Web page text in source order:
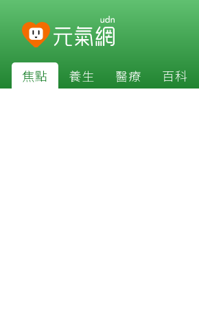
焦點 養生 醫療 百科